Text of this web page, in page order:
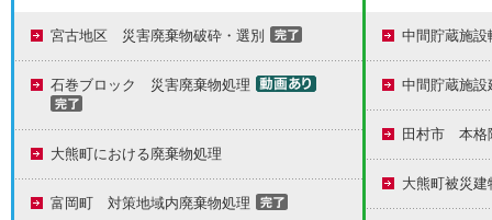
宮古地区 災害廃棄物破砕・選別
石巻ブロック 災害廃棄物処理
大熊町における廃棄物処理
富岡町 対策地域内廃棄物処理
中間貯蔵施設
中間貯蔵施設
田村市 本格
大熊町被災